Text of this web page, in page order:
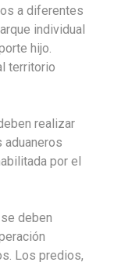
a diferentes
individual
hijo.
territorio
realizar
por el
deben
Los predios,